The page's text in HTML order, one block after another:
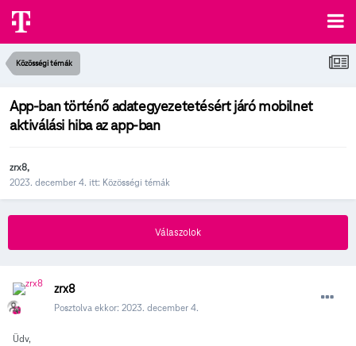
Közösségi témák
App-ban történő adategyezetetésért járó mobilnet
aktiválási hiba az app-ban
zrx8,
2023. december 4. itt: Közösségi témák
Válaszolok
zrx8
Posztolva ekkor: 2023. december 4.
Üdv,